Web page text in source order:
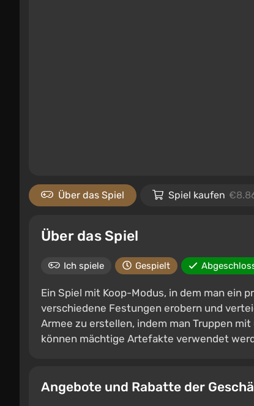
Über das Spiel Spiel kaufen
Über das Spiel
Ich spiele Gespielt
Ein Spiel mit Koop-Modus, in dem man ein
verschiedene Festungen erobern und
Armee zu erstellen, indem man Truppen
können mächtige Artefakte verwendet
Angebote und Rabatte der